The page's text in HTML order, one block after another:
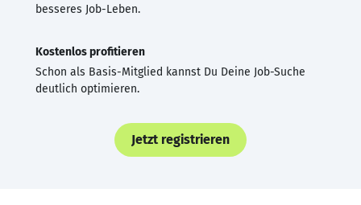
besseres Job-Leben.
Kostenlos profitieren
Schon als Basis-Mitglied kannst Du Deine Job-Suche
deutlich optimieren.
Jetzt registrieren